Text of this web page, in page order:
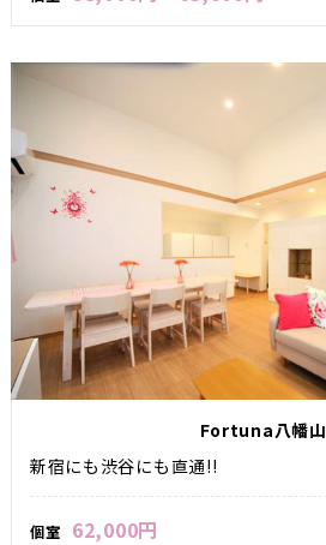
Fortuna八幡山
新宿にも渋谷にも直通!!
個室 62,000円